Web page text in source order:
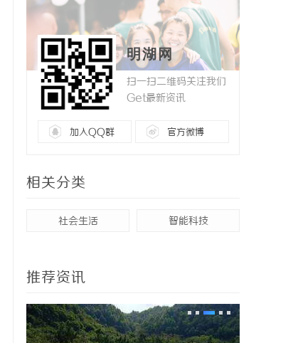
明湖网
扫一扫二维码关注我们
Get最新资讯
加入QQ群 官方微博
相关分类
社会生活 智能科技
推荐资讯